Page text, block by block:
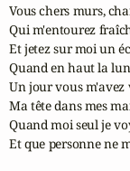
Vous chers murs,
Qui m'entourez
Et jetez sur moi un
Quand en haut la
Un jour vous m'avez
Ma tête dans mes
Quand moi seul je
Et que personne ne